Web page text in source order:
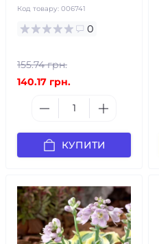
Код товару: 006741
0
155.74 грн.
140.17 грн.
КУПИТИ